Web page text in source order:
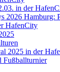
in der
2026 Hamburg:
HafenCity
2025 in der
Fußballturnier